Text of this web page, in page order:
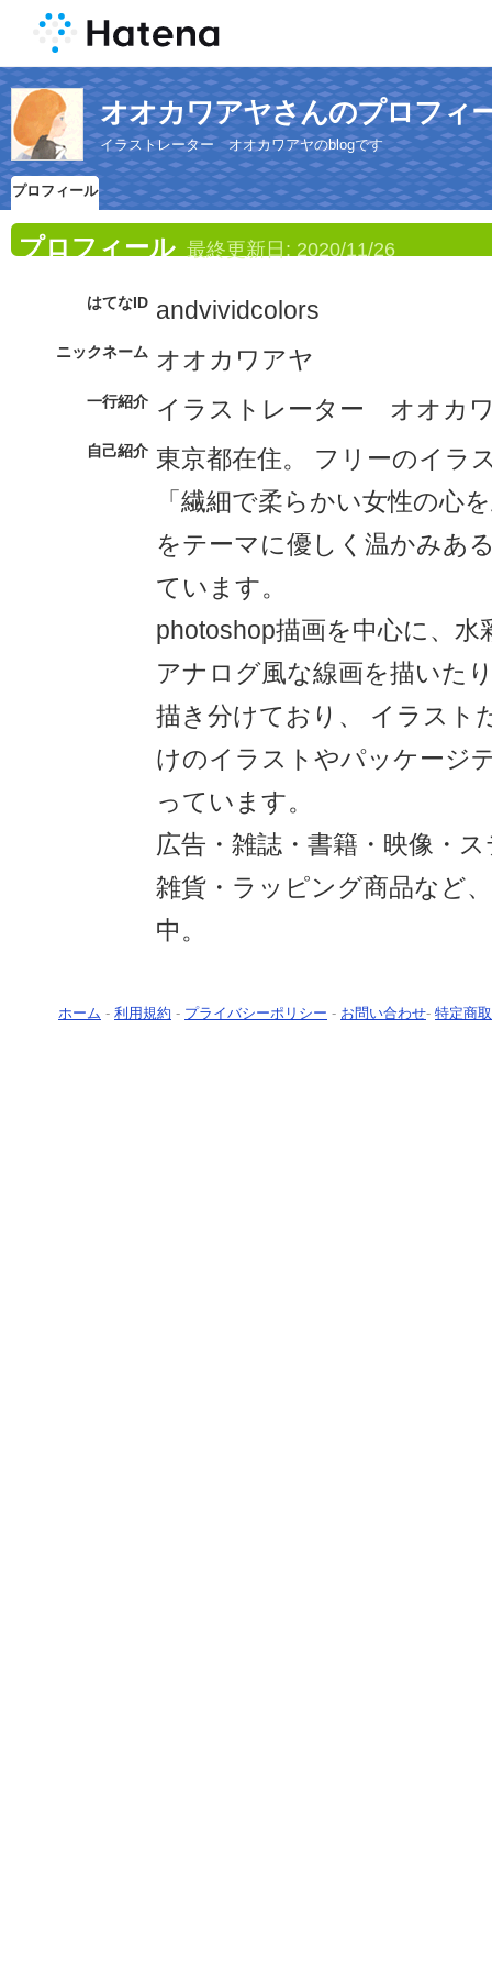
オオカワアヤさんのプロフィ
イラストレーター オオカワアヤのblogです
プロフィール
プロフィール 最終更新日: 2020/11/26
はてなID andvividcolors
ニックネーム オオカワアヤ
一行紹介 イラストレーター オオカ
自己紹介 東京都在住。 フリーのイラ
「繊細で柔らかい女性の心
をテーマに優しく温かみあ
ています。
photoshop描画を中心に、
アナログ風な線画を描いた
描き分けており、 イラスト
けのイラストやパッケージ
っています。
広告・雑誌・書籍・映像・
雑貨・ラッピング商品など
中。
ホーム - 利用規約 - プライバシーポリシー - お問い合わせ- 特定商